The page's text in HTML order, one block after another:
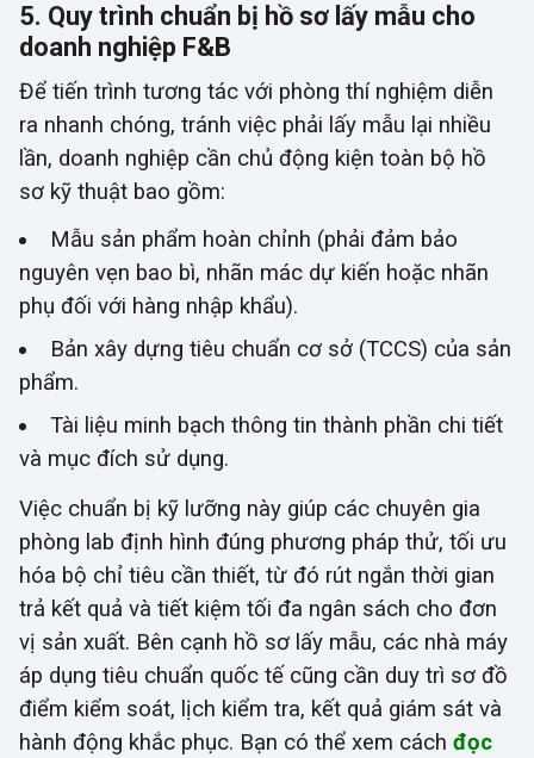
5. Quy trình chuẩn bị hồ sơ lấy mẫu cho
doanh nghiệp F&B
Để tiến trình tương tác với phòng thí nghiệm diễn
ra nhanh chóng, tránh việc phải lấy mẫu lại nhiều
lần, doanh nghiệp cần chủ động kiện toàn bộ hồ
sơ kỹ thuật bao gồm:
Mẫu sản phẩm hoàn chỉnh (phải đảm bảo
nguyên vẹn bao bì, nhãn mác dự kiến hoặc nhãn
phụ đối với hàng nhập khẩu).
Bản xây dựng tiêu chuẩn cơ sở (TCCS) của sản
phẩm.
Tài liệu minh bạch thông tin thành phần chi tiết
và mục đích sử dụng.
Việc chuẩn bị kỹ lưỡng này giúp các chuyên gia
phòng lab định hình đúng phương pháp thử, tối ưu
hóa bộ chỉ tiêu cần thiết, từ đó rút ngắn thời gian
trả kết quả và tiết kiệm tối đa ngân sách cho đơn
vị sản xuất. Bên cạnh hồ sơ lấy mẫu, các nhà máy
áp dụng tiêu chuẩn quốc tế cũng cần duy trì sơ đồ
điểm kiểm soát, lịch kiểm tra, kết quả giám sát và
hành động khắc phục. Bạn có thể xem cách đọc